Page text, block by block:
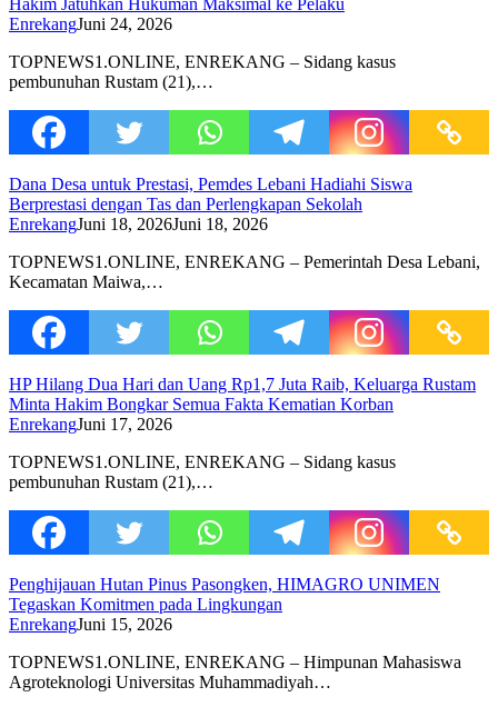
EnrekangJuni 24, 2026
TOPNEWS1.ONLINE, ENREKANG – Sidang kasus
pembunuhan Rustam (21),…
Dana Desa untuk Prestasi, Pemdes Lebani Hadiahi Siswa
Berprestasi dengan Tas dan Perlengkapan Sekolah
EnrekangJuni 18, 2026Juni 18, 2026
TOPNEWS1.ONLINE, ENREKANG – Pemerintah Desa Lebani,
Kecamatan Maiwa,…
HP Hilang Dua Hari dan Uang Rp1,7 Juta Raib, Keluarga Rustam
Minta Hakim Bongkar Semua Fakta Kematian Korban
EnrekangJuni 17, 2026
TOPNEWS1.ONLINE, ENREKANG – Sidang kasus
pembunuhan Rustam (21),…
Penghijauan Hutan Pinus Pasongken, HIMAGRO UNIMEN
Tegaskan Komitmen pada Lingkungan
EnrekangJuni 15, 2026
TOPNEWS1.ONLINE, ENREKANG – Himpunan Mahasiswa
Agroteknologi Universitas Muhammadiyah…